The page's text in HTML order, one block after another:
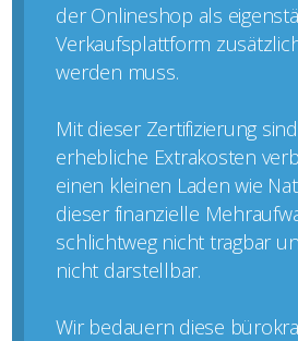
der Onlineshop als
Verkaufsplattform
werden muss.
Mit dieser Zertifizierung
erhebliche Extrakosten
einen kleinen Laden wie
dieser finanzielle
schlichtweg nicht tragbar
nicht darstellbar.
Wir bedauern diese